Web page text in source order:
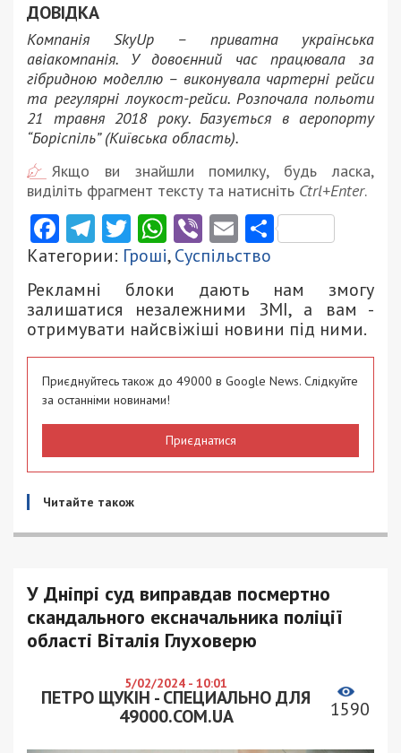
ДОВІДКА
Компанія SkyUp – приватна українська
авіакомпанія. У довоєнний час працювала за
гібридною моделлю – виконувала чартерні рейси
та регулярні лоукост-рейси. Розпочала польоти
21 травня 2018 року. Базується в аеропорту
“Боріспіль” (Київська область).
Якщо ви знайшли помилку, будь ласка,
виділіть фрагмент тексту та натисніть Ctrl+Enter.
Facebook
Telegram
Twitter
WhatsApp
ViberEmail
Категории: Гроші,Суспільство
Рекламні блоки дають нам змогу
залишатися незалежними ЗМІ, а вам -
отримувати найсвіжіші новини під ними.
Приєднуйтесь також до 49000 в Google News. Слідкуйте
за останніми новинами!
Приєднатися
Читайте також
У Дніпрі суд виправдав посмертно
скандального ексначальника поліції
області Віталія Глуховерю
5/02/2024 - 10:01
ПЕТРО ЩУКІН - СПЕЦИАЛЬНО ДЛЯ
49000.COM.UA
1590